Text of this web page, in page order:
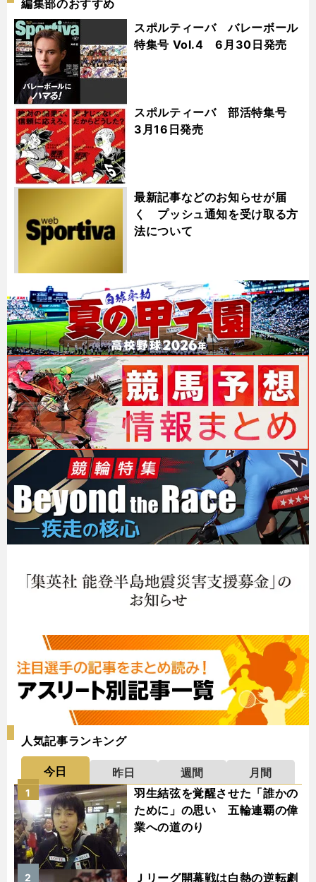
編集部のおすすめ
スポルティーバ バレーボール
特集号 Vol.4 6月30日発売
スポルティーバ 部活特集号
3月16日発売
最新記事などのお知らせが届
く プッシュ通知を受け取る方
法について
人気記事ランキング
今日 昨日 週間
月間
羽生結弦を覚醒させた「誰かの
ために」の思い 五輪連覇の偉
業への道のり
1
Ｊリーグ開幕戦は白熱の逆転劇
2